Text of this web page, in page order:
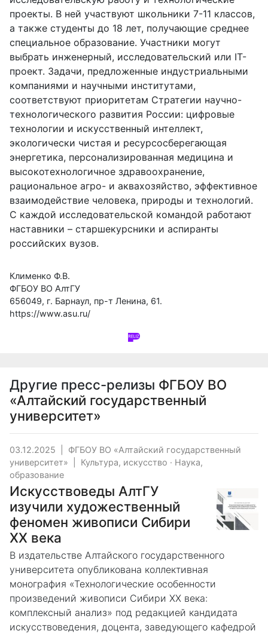
проекты. В ней участвуют школьники 7-11 классов,
а также студенты до 18 лет, получающие среднее
специальное образование. Участники могут
выбрать инженерный, исследовательский или IT-
проект. Задачи, предложенные индустриальными
компаниями и научными институтами,
соответствуют приоритетам Стратегии научно-
технологического развития России: цифровые
технологии и искусственный интеллект,
экологически чистая и ресурсосберегающая
энергетика, персонализированная медицина и
высокотехнологичное здравоохранение,
рациональное агро- и аквахозяйство, эффективное
взаимодействие человека, природы и технологий.
С каждой исследовательской командой работают
наставники – старшекурсники и аспиранты
российских вузов.
Клименко Ф.В.
ФГБОУ ВО АлтГУ
656049, г. Барнаул, пр-т Ленина, 61.
https://www.asu.ru/
Другие пресс-релизы ФГБОУ ВО
«Алтайский государственный
университет»
03.12.2025
ФГБОУ ВО «Алтайский государственный
университет»
Культура, искусство · Наука,
образование
Искусствоведы АлтГУ
изучили художественный
феномен живописи Сибири
XX века
В издательстве Алтайского государственного
университета опубликована коллективная
монография «Технологические особенности
произведений живописи Сибири ХХ века:
комплексный анализ» под редакцией кандидата
искусствоведения, доцента, заведующего кафедрой